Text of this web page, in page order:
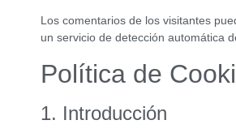
Los comentarios de los visitantes
un servicio de detección automática
Política de
1. Introducción